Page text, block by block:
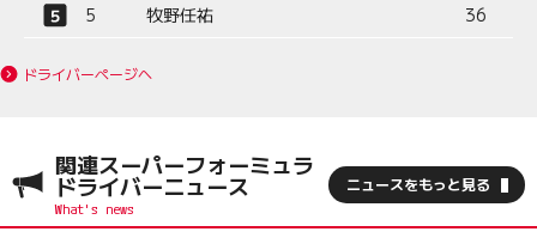
5
牧野任祐 36
ドライバーページへ
関連スーパーフォーミュラ
ドライバーニュース ニュースをもっと見る